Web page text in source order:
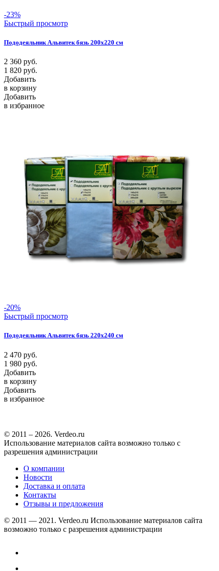
-23%
Быстрый просмотр
Пододеяльник Альвитек бязь 200х220 см
2 360 руб.
1 820 руб.
Добавить
в корзину
Добавить
в избранное
-20%
Быстрый просмотр
Пододеяльник Альвитек бязь 220х240 см
2 470 руб.
1 980 руб.
Добавить
в корзину
Добавить
в избранное
© 2011 – 2026. Verdeo.ru
Использование материалов сайта возможно только с
разрешения администрации
О компании
Новости
Доставка и оплата
Контакты
Отзывы и предложения
© 2011 — 2021. Verdeo.ru Использование материалов сайта
возможно только с разрешения администрации